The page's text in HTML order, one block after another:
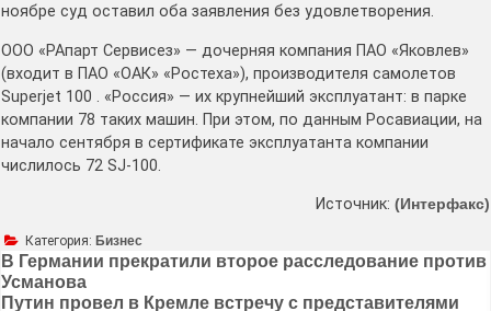
ноябре суд оставил оба заявления без удовлетворения.
ООО «РАпарт Сервисез» — дочерняя компания ПАО «Яковлев»
(входит в ПАО «ОАК» «Ростеха»), производителя самолетов
Superjet 100 . «Россия» — их крупнейший эксплуатант: в парке
компании 78 таких машин. При этом, по данным Росавиации, на
начало сентября в сертификате эксплуатанта компании
числилось 72 SJ-100.
Источник: (Интерфакс)
Категория: Бизнес
Навигация
В Германии прекратили второе расследование против
Усманова
Путин провел в Кремле встречу с представителями